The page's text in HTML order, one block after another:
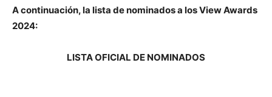
A continuación, la lista de nominados a los View Awards
2024:
LISTA OFICIAL DE NOMINADOS